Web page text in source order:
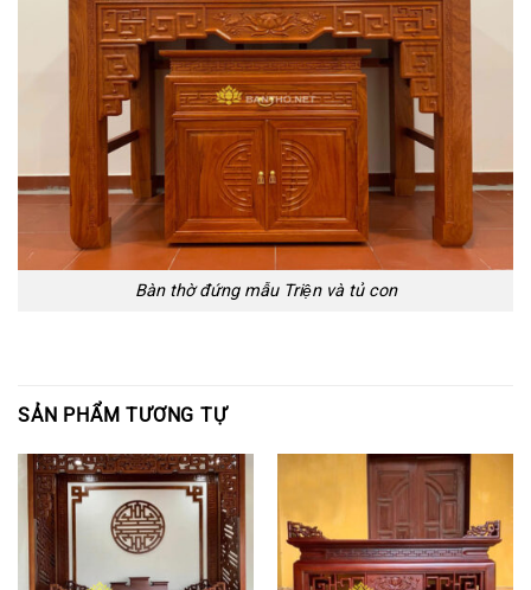
Bàn thờ đứng mẫu Triện và tủ con
SẢN PHẨM TƯƠNG TỰ